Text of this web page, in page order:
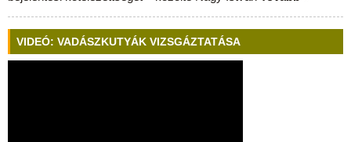
VIDEÓ: VADÁSZKUTYÁK VIZSGÁZTATÁSA